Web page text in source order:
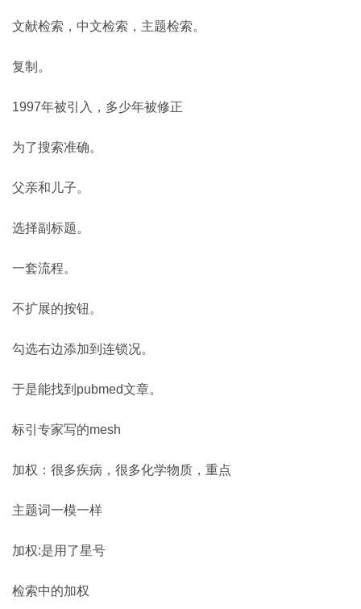
文献检索，中文检索，主题检索。
复制。
1997年被引入，多少年被修正
为了搜索准确。
父亲和儿子。
选择副标题。
一套流程。
不扩展的按钮。
勾选右边添加到连锁况。
于是能找到pubmed文章。
标引专家写的mesh
加权：很多疾病，很多化学物质，重点
主题词一模一样
加权:是用了星号
检索中的加权